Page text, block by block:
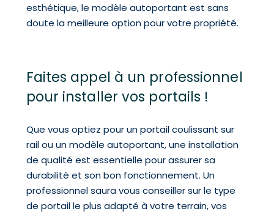
esthétique, le modèle autoportant est sans
doute la meilleure option pour votre propriété.
Faites appel à un professionnel
pour installer vos portails !
Que vous optiez pour un portail coulissant sur
rail ou un modèle autoportant, une installation
de qualité est essentielle pour assurer sa
durabilité et son bon fonctionnement. Un
professionnel saura vous conseiller sur le type
de portail le plus adapté à votre terrain, vos